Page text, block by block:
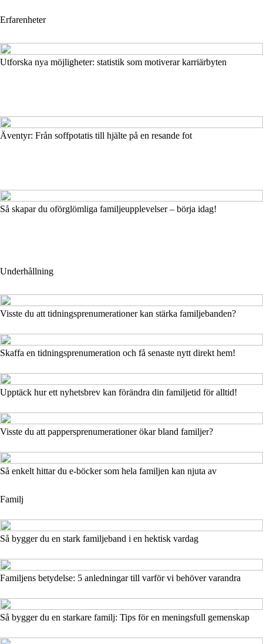
Erfarenheter
Utforska nya möjligheter: statistik som motiverar karriärbyten
Äventyr: Från soffpotatis till hjälte på en resande fot
Så skapar du oförglömliga familjeupplevelser – börja idag!
Underhållning
Visste du att tidningsprenumerationer kan stärka familjebanden?
Skaffa en tidningsprenumeration och få senaste nytt direkt hem!
Upptäck hur ett nyhetsbrev kan förändra din familjetid för alltid!
Visste du att pappersprenumerationer ökar bland familjer?
Så enkelt hittar du e-böcker som hela familjen kan njuta av
Familj
Så bygger du en stark familjeband i en hektisk vardag
Familjens betydelse: 5 anledningar till varför vi behöver varandra
Så bygger du en starkare familj: Tips för en meningsfull gemenskap